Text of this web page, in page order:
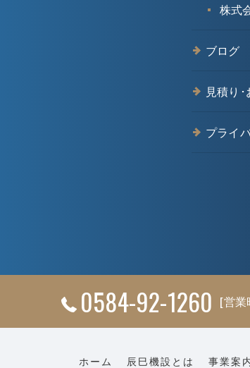
株式
ブログ
見積り
プライ
0584-92-1260 [営業
ホーム 辰巳機設とは 事業案